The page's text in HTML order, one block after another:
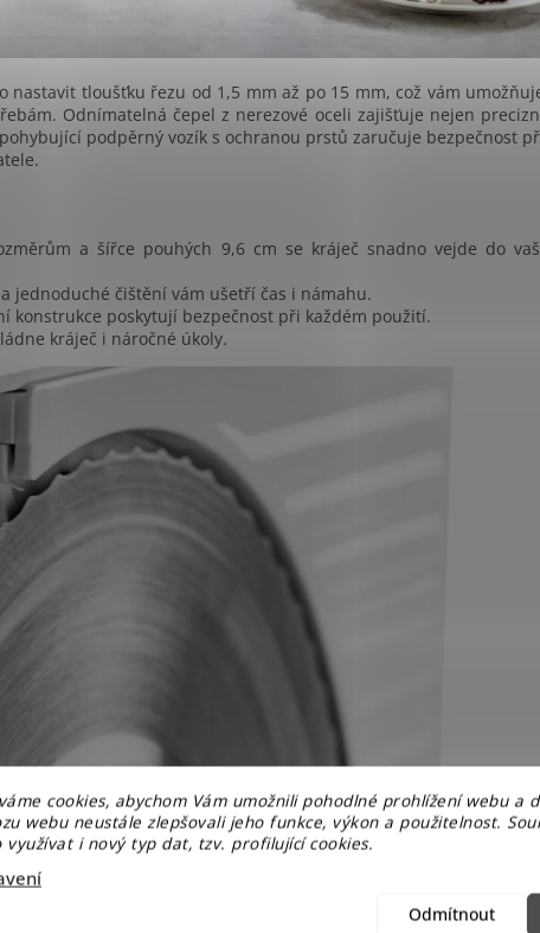
cookies, abychom Vám umožnili pohodlné prohlížení webu a
webu neustále zlepšovali jeho funkce, výkon a použitelnost.
využívat i nový typ dat, tzv. profilující cookies.
Odmítnout
nastavit tloušťku řezu od 1,5 mm až po 15 mm, což vám
Odnímatelná čepel z nerezové oceli zajišťuje nejen
podpěrný vozík s ochranou prstů zaručuje bezpečnost
a šířce pouhých 9,6 cm se kráječ snadno vejde do
jednoduché čištění vám ušetří čas i námahu.
konstrukce poskytují bezpečnost při každém použití.
kráječ i náročné úkoly.